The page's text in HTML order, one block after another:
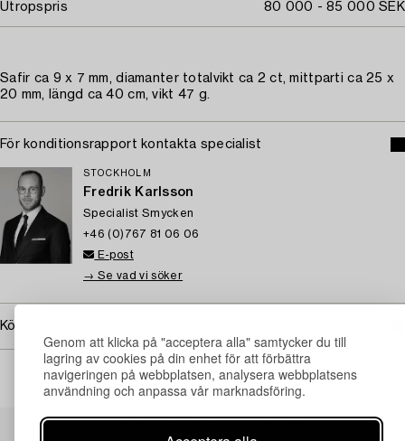
Genom att klicka på "acceptera alla" samtycker du till
lagring av cookies på din enhet för att förbättra
navigeringen på webbplatsen, analysera webbplatsens
användning och anpassa vår marknadsföring.
Utropspris 80 000 - 85 000 SEK
Safir ca 9 x 7 mm, diamanter totalvikt ca 2 ct, mittparti ca 25 x
20 mm, längd ca 40 cm, vikt 47 g.
För konditionsrapport kontakta specialist
STOCKHOLM
Fredrik Karlsson
Specialist Smycken
+46 (0)767 81 06 06
E-post
→ Se vad vi söker
Köpinformation
Andra har även tittat på